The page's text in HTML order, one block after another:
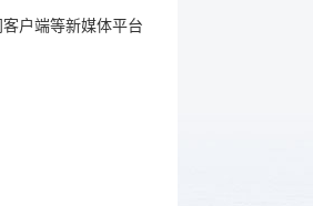
户端等新媒体平台